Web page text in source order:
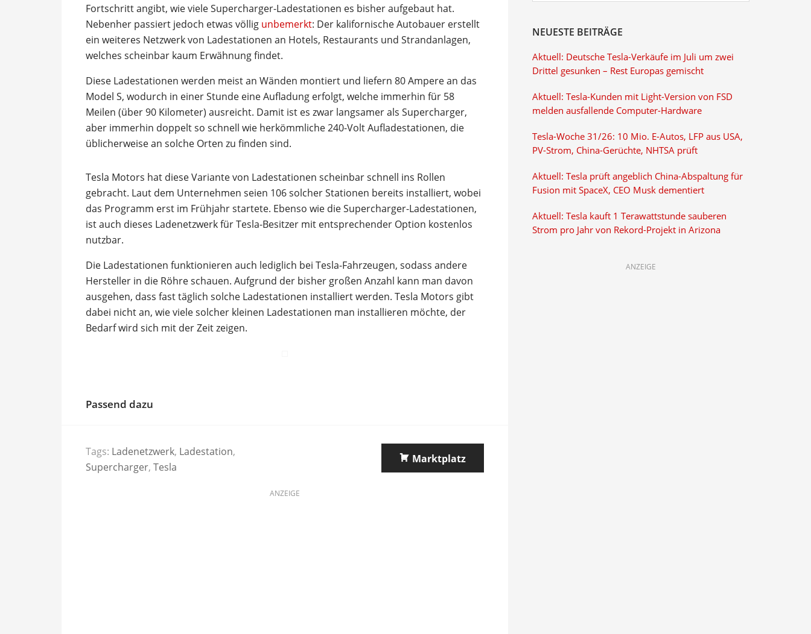
Fortschritt angibt, wie viele Supercharger-Ladestationen es bisher aufgebaut hat.
Nebenher passiert jedoch etwas völlig unbemerkt: Der kalifornische Autobauer erstellt
ein weiteres Netzwerk von Ladestationen an Hotels, Restaurants und Strandanlagen,
welches scheinbar kaum Erwähnung findet.
Diese Ladestationen werden meist an Wänden montiert und liefern 80 Ampere an das
Model S, wodurch in einer Stunde eine Aufladung erfolgt, welche immerhin für 58
Meilen (über 90 Kilometer) ausreicht. Damit ist es zwar langsamer als Supercharger,
aber immerhin doppelt so schnell wie herkömmliche 240-Volt Aufladestationen, die
üblicherweise an solche Orten zu finden sind.
Tesla Motors hat diese Variante von Ladestationen scheinbar schnell ins Rollen
gebracht. Laut dem Unternehmen seien 106 solcher Stationen bereits installiert, wobei
das Programm erst im Frühjahr startete. Ebenso wie die Supercharger-Ladestationen,
ist auch dieses Ladenetzwerk für Tesla-Besitzer mit entsprechender Option kostenlos
nutzbar.
Die Ladestationen funktionieren auch lediglich bei Tesla-Fahrzeugen, sodass andere
Hersteller in die Röhre schauen. Aufgrund der bisher großen Anzahl kann man davon
ausgehen, dass fast täglich solche Ladestationen installiert werden. Tesla Motors gibt
dabei nicht an, wie viele solcher kleinen Ladestationen man installieren möchte, der
Bedarf wird sich mit der Zeit zeigen.
Passend dazu
Tags: Ladenetzwerk, Ladestation,
Supercharger, Tesla
Marktplatz
ANZEIGE
NEUESTE BEITRÄGE
Aktuell: Deutsche Tesla-Verkäufe im Juli um zwei
Drittel gesunken – Rest Europas gemischt
Aktuell: Tesla-Kunden mit Light-Version von FSD
melden ausfallende Computer-Hardware
Tesla-Woche 31/26: 10 Mio. E-Autos, LFP aus USA,
PV-Strom, China-Gerüchte, NHTSA prüft
Aktuell: Tesla prüft angeblich China-Abspaltung für
Fusion mit SpaceX, CEO Musk dementiert
Aktuell: Tesla kauft 1 Terawattstunde sauberen
Strom pro Jahr von Rekord-Projekt in Arizona
ANZEIGE